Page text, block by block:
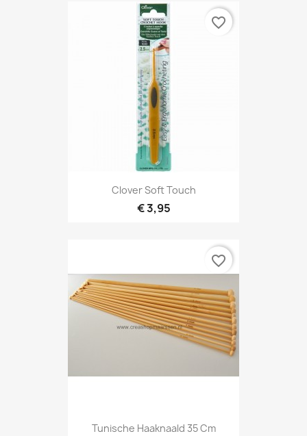
Clover Soft Touch
€ 3,95
favorite_border
Tunische Haaknaald 35 Cm
favorite_border